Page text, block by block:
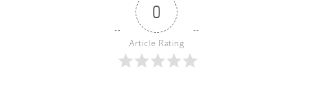
0
Article Rating